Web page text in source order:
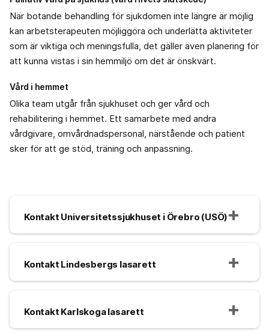
När botande behandling för sjukdomen inte längre är möjlig
kan arbetsterapeuten möjliggöra och underlätta aktiviteter
som är viktiga och meningsfulla, det gäller även planering för
att kunna vistas i sin hemmiljö om det är önskvärt.
Vård i hemmet
Olika team utgår från sjukhuset och ger vård och
rehabilitering i hemmet. Ett samarbete med andra
vårdgivare, omvårdnadspersonal, närstående och patient
sker för att ge stöd, träning och anpassning.
Kontakt Universitetssjukhuset i Örebro (USÖ)
Kontakt Lindesbergs lasarett
Kontakt Karlskoga lasarett